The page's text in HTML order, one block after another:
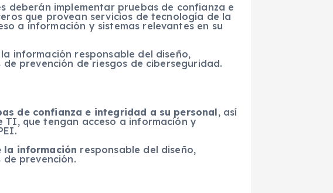
deberán implementar pruebas de confianza e
que provean servicios de tecnología de la
a información y sistemas relevantes en su
información responsable del diseño,
prevención de riesgos de ciberseguridad.
de confianza e integridad a su personal, así
TI, que tengan acceso a información y
la información responsable del diseño,
prevención.